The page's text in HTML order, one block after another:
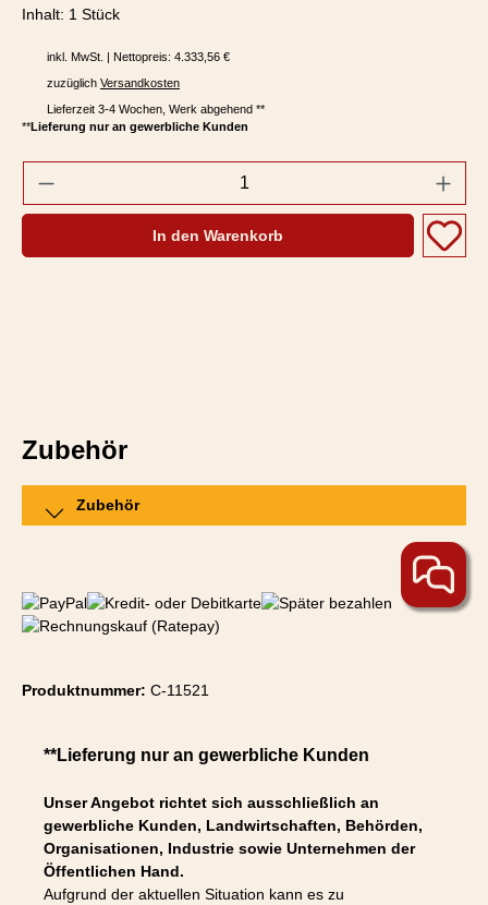
Inhalt: 1 Stück
inkl. MwSt. | Nettopreis: 4.333,56 €
zuzüglich Versandkosten
Lieferzeit 3-4 Wochen, Werk abgehend **
**Lieferung nur an gewerbliche Kunden
Produkt Anzahl: Gib den gewünschten
In den Warenkorb
Zubehör
Zubehör
Produktnummer: C-11521
**Lieferung nur an gewerbliche Kunden
Unser Angebot richtet sich ausschließlich an
gewerbliche Kunden, Landwirtschaften, Behörden,
Organisationen, Industrie sowie Unternehmen der
Öffentlichen Hand.
Aufgrund der aktuellen Situation kann es zu